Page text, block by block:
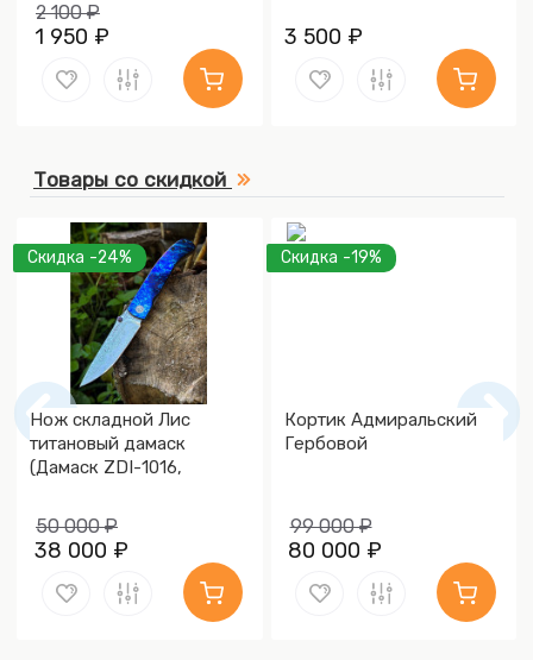
2 100 ₽
1 950 ₽ 3 500 ₽
Товары со скидкой
Скидка -24%
Нож складной Лис
титановый дамаск
(Дамаск ZDI-1016,
50 000 ₽
38 000 ₽
Скидка -19%
Кортик Адмиральский
Гербовой
99 000 ₽
80 000 ₽